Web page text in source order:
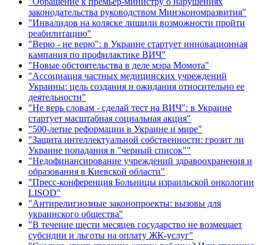
законодательства руководством Минэкономразвития"
"Инвалидов на коляске лишили возможности пройти
реабилитацию"
"Верю - не верю": в Украине стартует инновационная
кампания по профилактике ВИЧ"
"Новые обстоятельства в деле мэра Момота"
"Ассоциация частных медицинских учреждений
Украины: цель создания и ожидания относительно ее
деятельности"
"Не верь словам - сделай тест на ВИЧ": в Украине
стартует масштабная социальная акция"
"500-летие реформации в Украине и мире"
"Защита интеллектуальной собственности: грозит ли
Украине попадания в "черный список""
"Недофинансирование учреждений здравоохранения и
образования в Киевской области"
"Пресс-конференция Больницы израильской онкологии
LISOD"
"Антирелигиозные законопроекты: вызовы для
украинского общества"
"В течение шести месяцев государство не возмещает
субсидии и льготы на оплату ЖК-услуг"